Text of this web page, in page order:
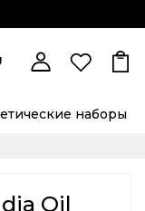
наборы
Oil